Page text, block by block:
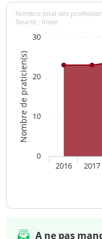
Nombre de praticien(s)
Nombre total des
Source : Insee
2016 2017
0
10
20
30
A ne pas